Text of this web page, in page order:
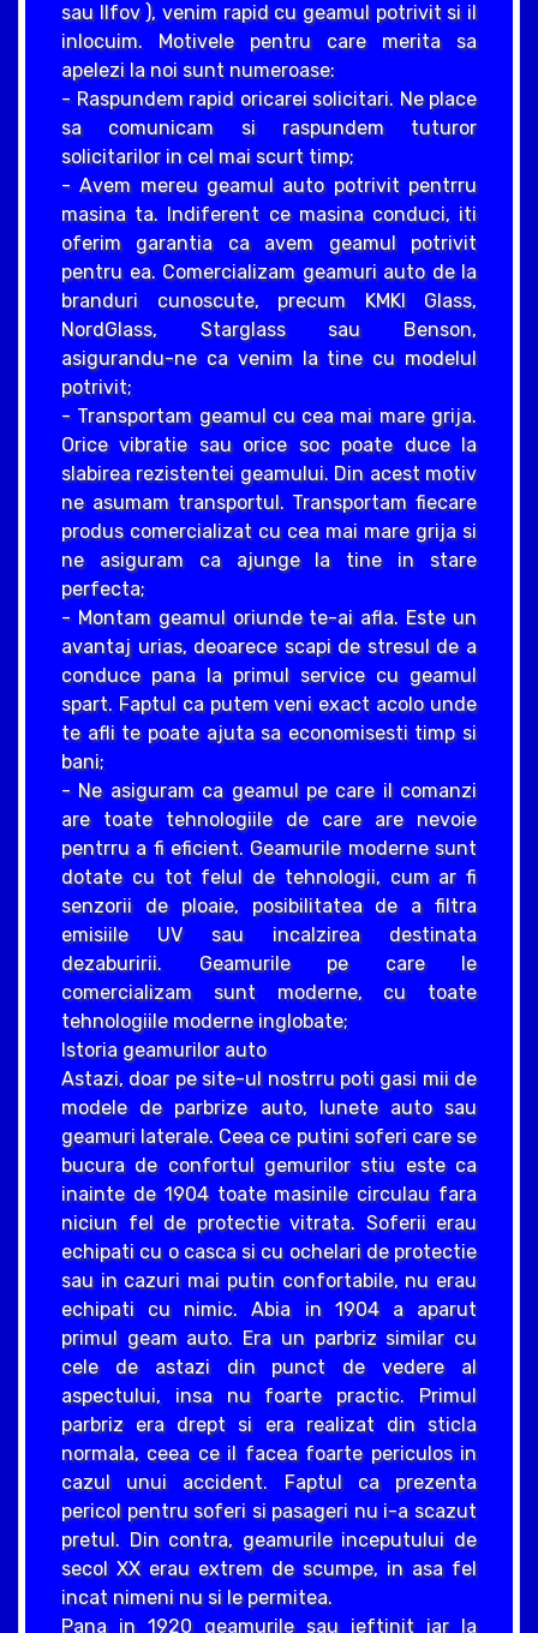
sau Ilfov ), venim rapid cu geamul potrivit si il
inlocuim. Motivele pentru care merita sa
apelezi la noi sunt numeroase:
- Raspundem rapid oricarei solicitari. Ne place
sa comunicam si raspundem tuturor
solicitarilor in cel mai scurt timp;
- Avem mereu geamul auto potrivit pentrru
masina ta. Indiferent ce masina conduci, iti
oferim garantia ca avem geamul potrivit
pentru ea. Comercializam geamuri auto de la
branduri cunoscute, precum KMKI Glass,
NordGlass, Starglass sau Benson,
asigurandu-ne ca venim la tine cu modelul
potrivit;
- Transportam geamul cu cea mai mare grija.
Orice vibratie sau orice soc poate duce la
slabirea rezistentei geamului. Din acest motiv
ne asumam transportul. Transportam fiecare
produs comercializat cu cea mai mare grija si
ne asiguram ca ajunge la tine in stare
perfecta;
- Montam geamul oriunde te-ai afla. Este un
avantaj urias, deoarece scapi de stresul de a
conduce pana la primul service cu geamul
spart. Faptul ca putem veni exact acolo unde
te afli te poate ajuta sa economisesti timp si
bani;
- Ne asiguram ca geamul pe care il comanzi
are toate tehnologiile de care are nevoie
pentrru a fi eficient. Geamurile moderne sunt
dotate cu tot felul de tehnologii, cum ar fi
senzorii de ploaie, posibilitatea de a filtra
emisiile UV sau incalzirea destinata
dezaburirii. Geamurile pe care le
comercializam sunt moderne, cu toate
tehnologiile moderne inglobate;
Istoria geamurilor auto
Astazi, doar pe site-ul nostrru poti gasi mii de
modele de parbrize auto, lunete auto sau
geamuri laterale. Ceea ce putini soferi care se
bucura de confortul gemurilor stiu este ca
inainte de 1904 toate masinile circulau fara
niciun fel de protectie vitrata. Soferii erau
echipati cu o casca si cu ochelari de protectie
sau in cazuri mai putin confortabile, nu erau
echipati cu nimic. Abia in 1904 a aparut
primul geam auto. Era un parbriz similar cu
cele de astazi din punct de vedere al
aspectului, insa nu foarte practic. Primul
parbriz era drept si era realizat din sticla
normala, ceea ce il facea foarte periculos in
cazul unui accident. Faptul ca prezenta
pericol pentru soferi si pasageri nu i-a scazut
pretul. Din contra, geamurile inceputului de
secol XX erau extrem de scumpe, in asa fel
incat nimeni nu si le permitea.
Pana in 1920 geamurile sau ieftinit iar la